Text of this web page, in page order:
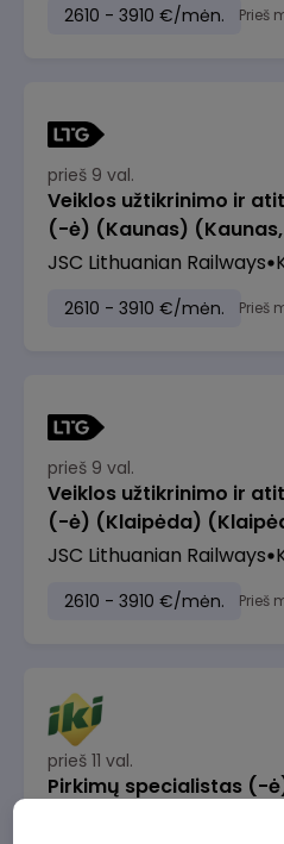
2610 - 3910 €/mėn. Prieš
prieš 9 val.
Veiklos užtikrinimo ir
(-ė) (Kaunas) (Kaunas,
JSC Lithuanian Railways
2610 - 3910 €/mėn. Prieš
prieš 9 val.
Veiklos užtikrinimo ir
(-ė) (Klaipėda)
JSC Lithuanian Railways
2610 - 3910 €/mėn. Prieš
prieš 11 val.
Pirkimų specialistas (-